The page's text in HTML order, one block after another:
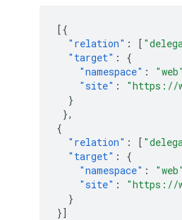
[{
"relation" : [
"target" :
{
"namespace" : "web"
"site" :
"https://
}
},
{
"relation" : [
"target" :
{
"namespace" : "web"
"site" :
"https://
}
}]